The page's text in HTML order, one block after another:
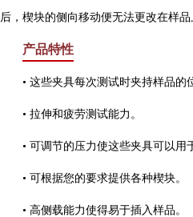
后，楔块的侧向移动便无法更改在样品
产品特性
• 这些夹具每次测试时夹持样品的位
• 拉伸和疲劳测试能力。
• 可调节的压力使这些夹具可以用于
• 可根据您的要求提供各种楔块。
• 高侧载能力使得易于插入样品。